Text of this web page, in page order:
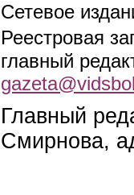
Сетевое
Реестровая
главный
Главный
Смирнова,